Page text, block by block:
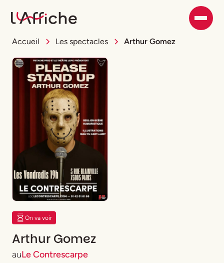
Accueil Les spectacles Arthur Gomez
On va voir
Arthur Gomez
auLe Contrescarpe